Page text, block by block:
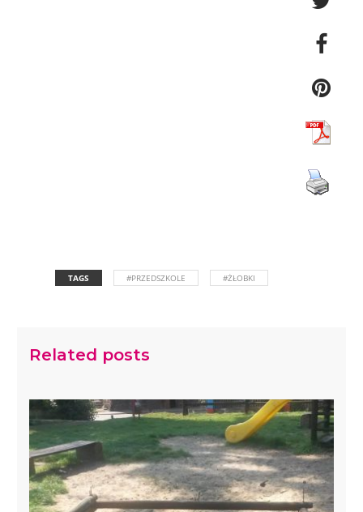
TAGS #PRZEDSZKOLE #ŻŁOBKI
Related posts